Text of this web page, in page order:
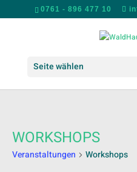
0761 - 896 477 10
Seite wählen
WORKSHOPS
Veranstaltungen Workshops